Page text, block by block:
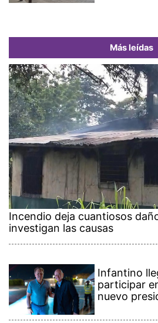
Más leídas
Incendio deja cuantiosos
investigan las causas
Infantino
participar
nuevo